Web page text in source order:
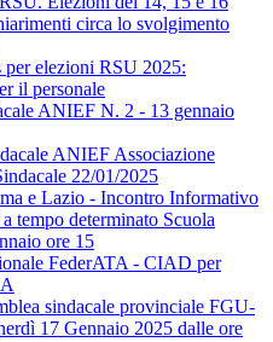
circa lo svolgimento
elezioni RSU 2025:
il personale
ANIEF N. 2 - 13 gennaio
ANIEF Associazione
22/01/2025
e Lazio - Incontro Informativo
tempo determinato Scuola
ore 15
FederATA - CIAD per
sindacale provinciale FGU-
17 Gennaio 2025 dalle ore